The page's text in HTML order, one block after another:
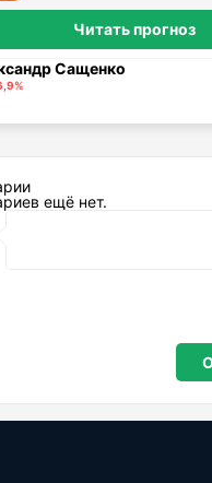
Читать прогноз
Сащенко
ещё нет.